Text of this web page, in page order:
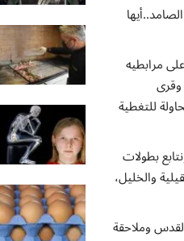
فلسطين المحتلة عام 48م وفي قطاعنا الصامد..أيها
مرابطيه
وقرى
للتغطية
بطولات
والخليل،
وملاحقة